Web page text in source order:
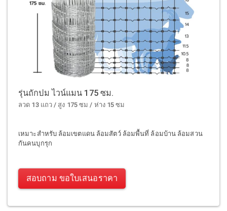
รุ่นถักปม ไวน์แมน 175 ซม.
ลวด 13 แถว / สูง 175 ซม / ห่าง 15 ซม
เหมาะสำหรับ ล้อมเขตแดน ล้อมสัตว์ ล้อมพื้นที่ ล้อมบ้าน ล้อมสวน
กันคนบุกรุก
สอบถาม ขอใบเสนอราคา